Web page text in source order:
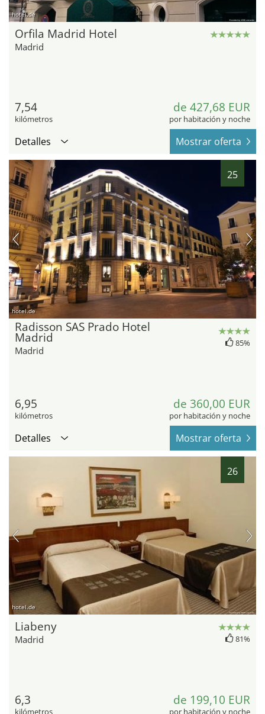
hotel.de
Orfila Madrid Hotel
Madrid
7,54
kilómetros
de 427,68 EUR
por habitación y noche
Detalles Mostrar oferta
25
hotel.de
Radisson SAS Prado Hotel
Madrid
Madrid
85%
6,95
kilómetros
de 360,00 EUR
por habitación y noche
Detalles Mostrar oferta
26
hotel.de
Liabeny
Madrid 81%
6,3 de 199,10 EUR